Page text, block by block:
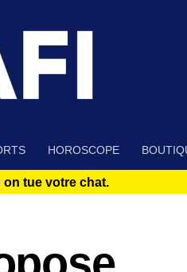
HOROSCOPE
tue votre chat.